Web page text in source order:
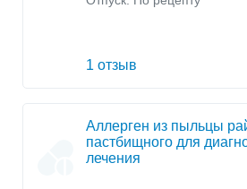
1 отзыв
Аллерген из пыльцы
пастбищного для
лечения